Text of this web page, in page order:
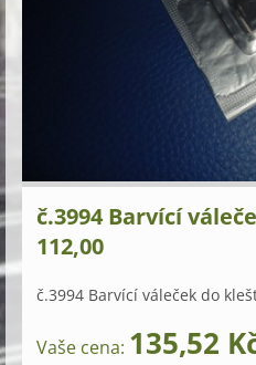
č.3994 Barvící
112,00
č.3994 Barvící váleček do
Vaše cena: 135,52